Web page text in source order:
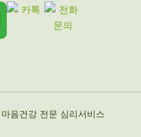
음건강 전문 심리서비스